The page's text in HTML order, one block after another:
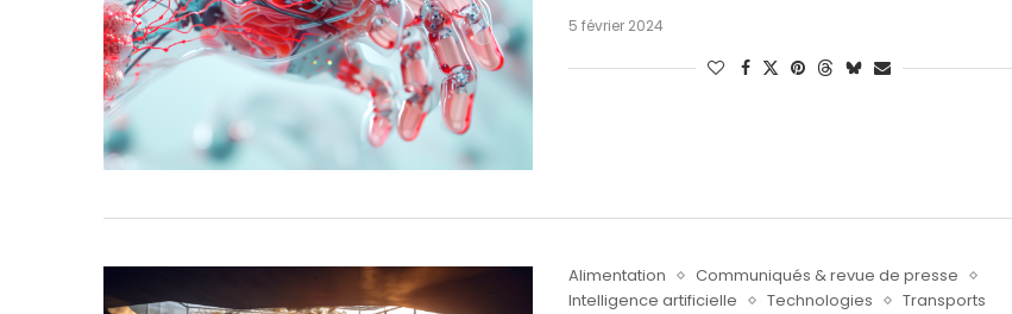
5 février 2024
Alimentation
Communiqués & revue de presse
Intelligence artificielle
Technologies Transports